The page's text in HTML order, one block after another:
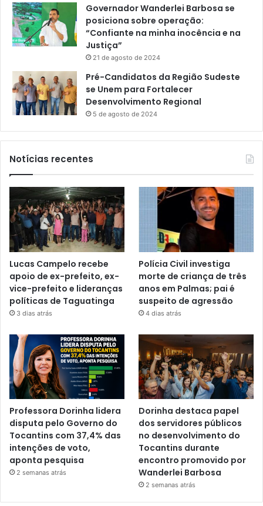
Governador Wanderlei Barbosa se
posiciona sobre operação:
“Confiante na minha inocência e na
Justiça”
21 de agosto de 2024
Pré-Candidatos da Região Sudeste
se Unem para Fortalecer
Desenvolvimento Regional
5 de agosto de 2024
Notícias recentes
Lucas Campelo recebe
apoio de ex-prefeito, ex-
vice-prefeito e lideranças
políticas de Taguatinga
3 dias atrás
Polícia Civil investiga
morte de criança de três
anos em Palmas; pai é
suspeito de agressão
4 dias atrás
Professora Dorinha lidera
disputa pelo Governo do
Tocantins com 37,4% das
intenções de voto,
aponta pesquisa
2 semanas atrás
Dorinha destaca papel
dos servidores públicos
no desenvolvimento do
Tocantins durante
encontro promovido por
Wanderlei Barbosa
2 semanas atrás